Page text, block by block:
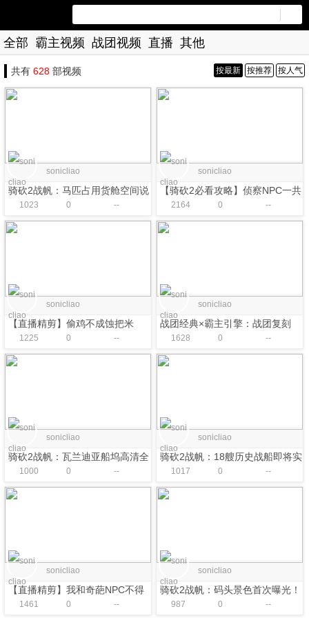
全部 霸主视频 战团视频 直播 其他
共有 628 部视频 按最新 按推荐 按人气
sonicliao
骑砍2战帆：马匹占用货舱空间说
1023 0 --
sonicliao
【骑砍2必看攻略】侦察NPC一共
有哪些？谁才是最强斥候？
2164 0 --
sonicliao
【直播精剪】偷鸡不成蚀把米
1225 0 --
sonicliao
战团经典×霸主引擎：战团复刻
（非官方MOD）
1628 0 --
sonicliao
骑砍2战帆：瓦兰迪亚船坞高清全
景首曝
1000 0 --
sonicliao
骑砍2战帆：18艘历史战船即将实
装！1017 0 --
sonicliao
【直播精剪】我和奇葩NPC不得
不说的故事
1461 0 --
sonicliao
骑砍2战帆：码头景色首次曝光！
987 0 --